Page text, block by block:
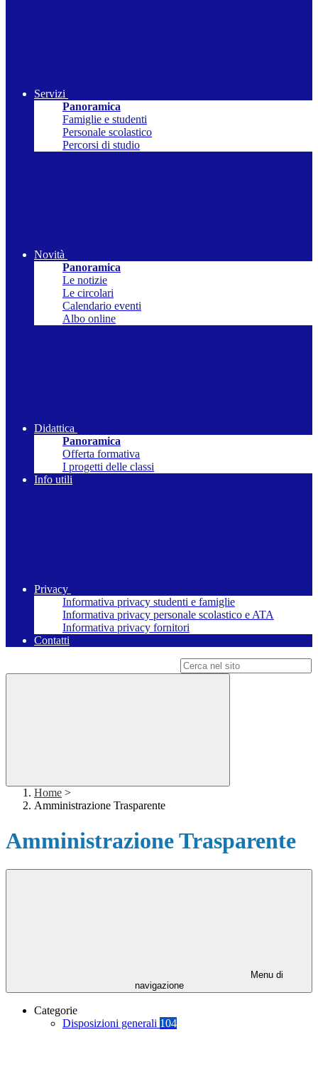
Servizi
Panoramica
Famiglie e studenti
Personale scolastico
Percorsi di studio
Novità
Panoramica
Le notizie
Le circolari
Calendario eventi
Albo online
Didattica
Panoramica
Offerta formativa
I progetti delle classi
Info utili
Privacy
Informativa privacy studenti e famiglie
Informativa privacy personale scolastico e ATA
Informativa privacy fornitori
Contatti
Home >
Amministrazione Trasparente
Amministrazione Trasparente
Menu di
navigazione
Categorie
Disposizioni generali 104